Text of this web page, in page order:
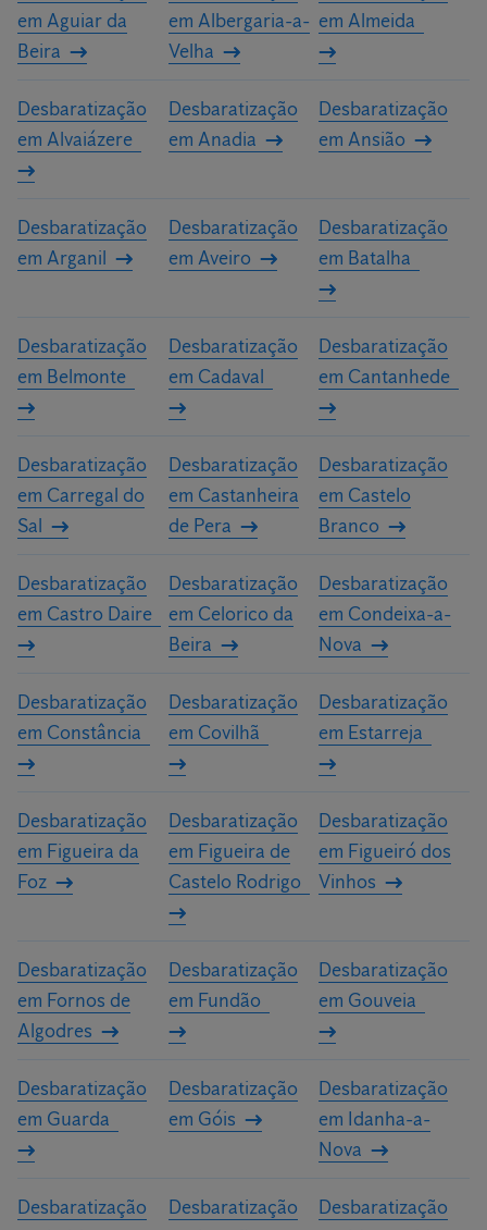
personalizado para a sua casa ou a sua empresa.
em Aguiar da
Beira
em Albergaria-a-
Velha
em Almeida
Desbaratização
em Alvaiázere
Desbaratização
em Anadia
Desbaratização
em Ansião
Desbaratização
em Arganil
Desbaratização
em Aveiro
Desbaratização
em Batalha
Desbaratização
em Belmonte
Desbaratização
em Cadaval
Desbaratização
em Cantanhede
Desbaratização
em Carregal do
Sal
Desbaratização
em Castanheira
de Pera
Desbaratização
em Castelo
Branco
Desbaratização
em Castro Daire
Desbaratização
em Celorico da
Beira
Desbaratização
em Condeixa-a-
Nova
Desbaratização
em Constância
Desbaratização
em Covilhã
Desbaratização
em Estarreja
Desbaratização
em Figueira da
Foz
Desbaratização
em Figueira de
Castelo Rodrigo
Desbaratização
em Figueiró dos
Vinhos
Desbaratização
em Fornos de
Algodres
Desbaratização
em Fundão
Desbaratização
em Gouveia
Desbaratização
em Guarda
Desbaratização
em Góis
Desbaratização
em Idanha-a-
Nova
Desbaratização
Desbaratização
Desbaratização